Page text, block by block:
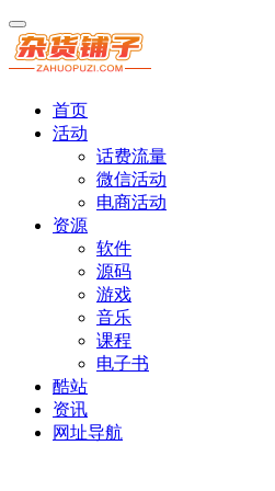
首页
活动
话费流量
微信活动
电商活动
资源
软件
源码
游戏
音乐
课程
电子书
酷站
资讯
网址导航